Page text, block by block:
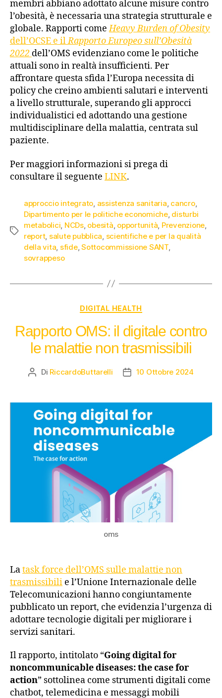
membri abbiano adottato alcune misure contro
l’obesità, è necessaria una strategia strutturale e
globale. Rapporti comeHeavy Burden of Obesity
dell’OCSE e ilRapporto Europeo sull’Obesità
2022 dell’OMS evidenziano come le politiche
attuali sono in realtà insufficienti. Per
affrontare questa sfida l’Europa necessita di
policy che creino ambienti salutari e interventi
a livello strutturale, superando gli approcci
individualistici ed adottando una gestione
multidisciplinare della malattia, centrata sul
paziente.
Per maggiori informazioni si prega di
consultare il seguente LINK.
approccio integrato assistenza sanitaria cancro,
Dipartimento per le politiche economiche, disturbi
metabolici NCDs, obesità opportunità Prevenzione
report, salute pubblica scientifiche e per la qualità
della vita sfide,Sottocommissione SANT,
sovrappeso
DIGITAL HEALTH
Rapporto OMS: il digitale contro
le malattie non trasmissibili
Di RiccardoButtarelli 10 Ottobre 2024
oms
Latask force dell’OMS sulle malattie non
trasmissibili e l’Unione Internazionale delle
Telecomunicazioni hanno congiuntamente
pubblicato un report, che evidenzia l’urgenza di
adottare tecnologie digitali per migliorare i
servizi sanitari.
Il rapporto, intitolato “Going digital for
noncommunicable diseases: the case for
action” sottolinea come strumenti digitali come
chatbot, telemedicina e messaggi mobili